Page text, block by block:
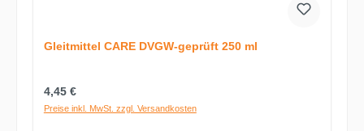
Gleitmittel CARE DVGW-geprüft 250 ml
Regulärer Preis:
4,45 €
Preise inkl. MwSt. zzgl. Versandkosten